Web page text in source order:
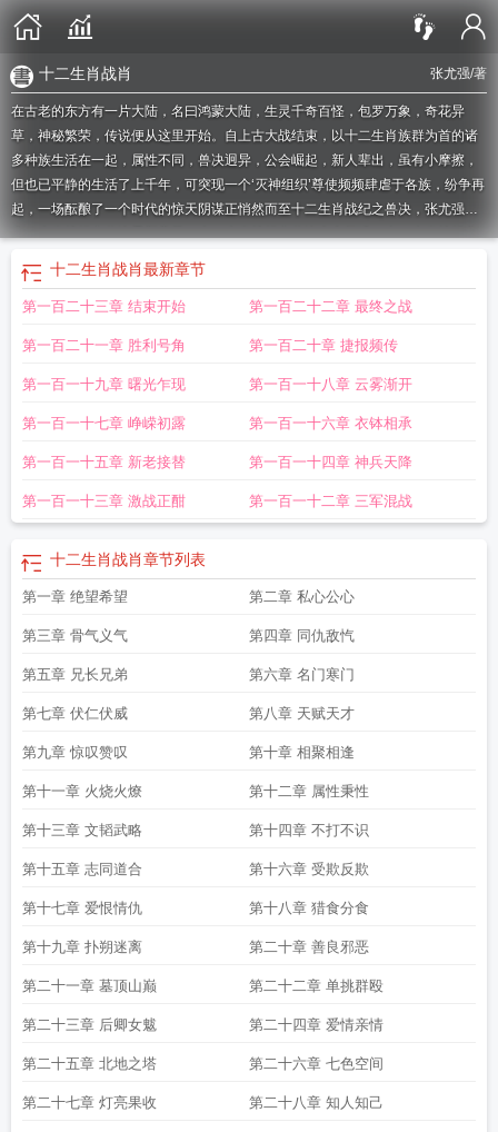
张尤强/著
十二生肖战肖
在古老的东方有一片大陆，名曰鸿蒙大陆，生灵千奇百怪，包罗万象，奇花异
草，神秘繁荣，传说便从这里开始。自上古大战结束，以十二生肖族群为首的诸
多种族生活在一起，属性不同，兽决迥异，公会崛起，新人辈出，虽有小摩擦，
但也已平静的生活了上千年，可突现一个‘灭神组织’尊使频频肆虐于各族，纷争再
起，一场酝酿了一个时代的惊天阴谋正悄然而至十二生肖战纪之兽决，张尤强，
十二生肖战纪之兽决最新章节，十二生肖战纪之兽决全文阅读，十二生肖战纪之
兽决章节列表，十二生肖战纪之兽决txt，十二生肖战纪之兽决全文免费阅读，十
二生肖战纪之兽决在线阅读，十二生肖战纪之兽决目录，十二生肖战纪之兽决无
弹窗，SHIERSHENGXIAOZHANJIZHISHOUJUE，SHI二生肖战纪之兽决，
之兽诀漫画下拉式
十二生肖战纪百度百科 十二生肖战纪之兽决漫画
记十二生肖战队十二生肖战士续作 十二生肖里战肖有哪些十二生肖战纪
肖战纪动漫在线观看十二生肖里面战肖是什么 十二生肖战纪之兽决在线
肖战肖是哪些十二生肖战纪之兽决动画片 十二生肖战纪免费观看十二生肖战纪
肖有哪些十二生肖战纪之兽决人物 12生肖战肖是哪几肖 十二生肖战纪人物介
绍十二生肖战纪之兽决第100章十二生肖战纪·动态漫画12生肖战斗十二生肖
战记在线观看 十二生肖战斗十二生肖战纪 动态漫画
生肖战纪之兽决星期几更新十二生肖战纪免费观看第4集十二生肖战纪之兽决中
的境界划分十二生肖大战年兽 十二生肖战纪角色介绍十二生肖战纪之兽决漫画
下拉式十二生肖战纪漫画免费观看 十二生肖里的战肖是什么
看十二生肖斗战纪 日本动画片十二生肖战纪十二生肖战纪·动态漫 动漫
张尤强十二生肖战甲 十二生肖战记日本动漫的能力十二生肖大战年兽动画
片十二生肖战记日本动漫 十二生肖战纪漫画12生肖战争
费观看十二生肖战士全集 十二生肖战士第一集十二生肖战纪之兽诀漫画
肖十二生肖战纪之兽决百度百科 十二生肖战纪动漫第二季十二生肖战争动
生肖十二生肖战纪动漫 十二生肖战纪漫画下拉式 十二生肖战纪 张尤强
漫
十二生肖战肖最新章节
第一百二十三章 结束开始 第一百二十二章 最终之战
第一百二十一章 胜利号角 第一百二十章 捷报频传
第一百一十九章 曙光乍现 第一百一十八章 云雾渐开
第一百一十七章 峥嵘初露 第一百一十六章 衣钵相承
第一百一十五章 新老接替 第一百一十四章 神兵天降
第一百一十三章 激战正酣 第一百一十二章 三军混战
十二生肖战肖章节列表
第一章 绝望希望 第二章 私心公心
第三章 骨气义气 第四章 同仇敌忾
第五章 兄长兄弟 第六章 名门寒门
第七章 伏仁伏威 第八章 天赋天才
第九章 惊叹赞叹 第十章 相聚相逢
第十一章 火烧火燎 第十二章 属性秉性
第十三章 文韬武略 第十四章 不打不识
第十五章 志同道合 第十六章 受欺反欺
第十七章 爱恨情仇 第十八章 猎食分食
第十九章 扑朔迷离 第二十章 善良邪恶
第二十一章 墓顶山巅 第二十二章 单挑群殴
第二十三章 后卿女魃 第二十四章 爱情亲情
第二十五章 北地之塔 第二十六章 七色空间
第二十七章 灯亮果收 第二十八章 知人知己